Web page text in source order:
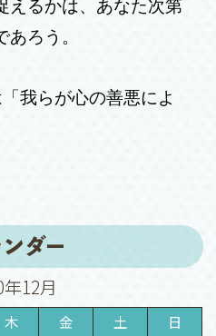
えるかは、あなた次第
ろう。
我らが心の善悪によ
ダー
12月
木 金 土 日